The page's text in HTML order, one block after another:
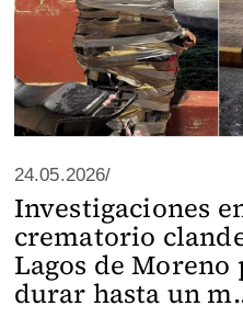
24.05.2026/
Investigaciones
crematorio
Lagos de
durar hasta un